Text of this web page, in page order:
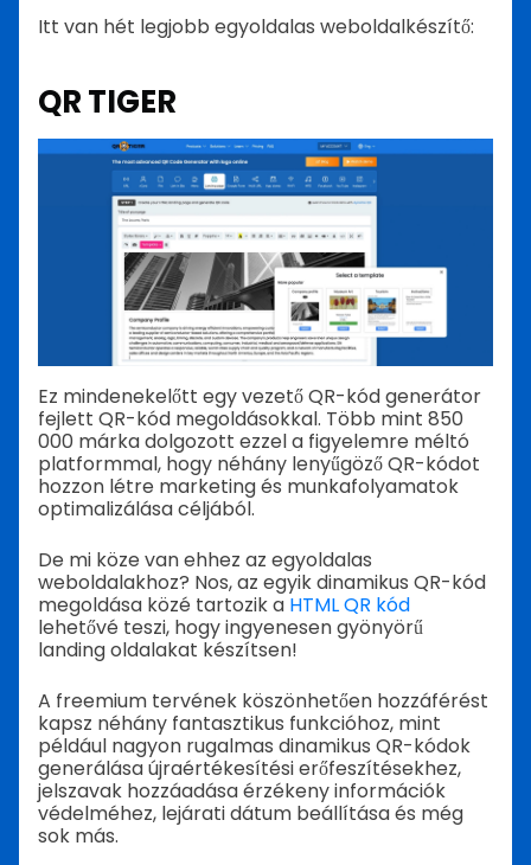
Itt van hét legjobb egyoldalas weboldalkészítő:
QR TIGER
Ez mindenekelőtt egy vezető QR-kód generátor
fejlett QR-kód megoldásokkal. Több mint 850
000 márka dolgozott ezzel a figyelemre méltó
platformmal, hogy néhány lenyűgöző QR-kódot
hozzon létre marketing és munkafolyamatok
optimalizálása céljából.
De mi köze van ehhez az egyoldalas
weboldalakhoz? Nos, az egyik dinamikus QR-kód
megoldása közé tartozik a HTML QR kód
lehetővé teszi, hogy ingyenesen gyönyörű
landing oldalakat készítsen!
A freemium tervének köszönhetően hozzáférést
kapsz néhány fantasztikus funkcióhoz, mint
például nagyon rugalmas dinamikus QR-kódok
generálása újraértékesítési erőfeszítésekhez,
jelszavak hozzáadása érzékeny információk
védelméhez, lejárati dátum beállítása és még
sok más.